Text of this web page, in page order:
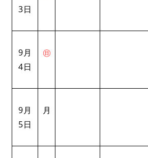
3日
9月
4日
㊐
9月
5日
月